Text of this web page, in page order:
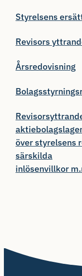
Styrelsens
Revisors
Årsredovisning
över styrelsens
särskilda
inlösenvillkor